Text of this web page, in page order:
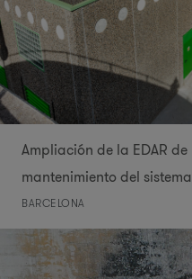
Ampliación de la EDAR
mantenimiento del
BARCELONA